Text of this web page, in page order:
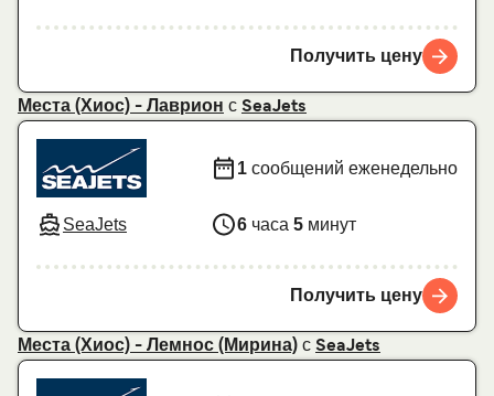
Получить цену
Места (Хиос) - Лаврион с SeaJets
SeaJets
1 сообщений еженедельно
6 часа 5 минут
Получить цену
Места (Хиос) - Лемнос (Мирина) с SeaJets